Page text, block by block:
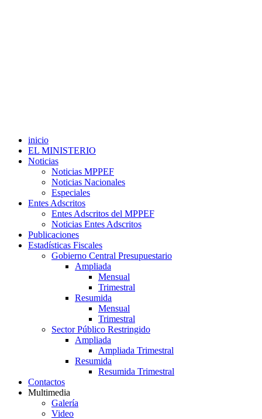
inicio
EL MINISTERIO
Noticias
Noticias MPPEF
Noticias Nacionales
Especiales
Entes Adscritos
Entes Adscritos del MPPEF
Noticias Entes Adscritos
Publicaciones
Estadísticas Fiscales
Gobierno Central Presupuestario
Ampliada
Mensual
Trimestral
Resumida
Mensual
Trimestral
Sector Público Restringido
Ampliada
Ampliada Trimestral
Resumida
Resumida Trimestral
Contactos
Multimedia
Galería
Video